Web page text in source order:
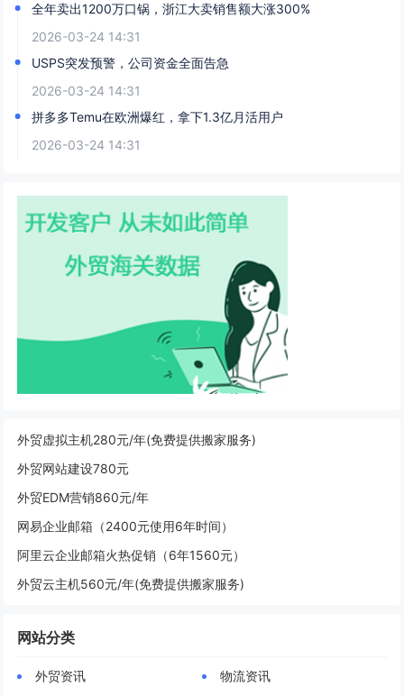
全年卖出1200万口锅，浙江大卖销售额大涨300%
2026-03-24 14:31
USPS突发预警，公司资金全面告急
2026-03-24 14:31
拼多多Temu在欧洲爆红，拿下1.3亿月活用户
2026-03-24 14:31
外贸虚拟主机280元/年(免费提供搬家服务)
外贸网站建设780元
外贸EDM营销860元/年
网易企业邮箱（2400元使用6年时间）
阿里云企业邮箱火热促销（6年1560元）
外贸云主机560元/年(免费提供搬家服务)
网站分类
外贸资讯
物流资讯